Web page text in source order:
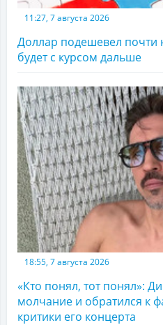
11:27, 7 августа 2026
Доллар подешевел почти
будет с курсом дальше
18:55, 7 августа 2026
«Кто понял, тот понял»:
молчание и обратился к
критики его концерта